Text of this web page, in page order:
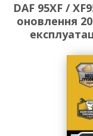
DAF 95XF /
оновлення